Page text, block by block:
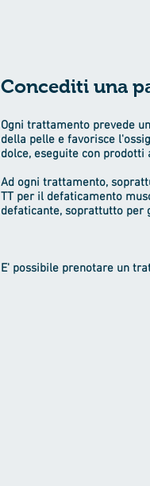
Concediti una
Ogni trattamento prevede
della pelle e favorisce
dolce, eseguite con
Ad ogni trattamento,
TT per il defaticamento
defaticante, soprattutto
E' possibile prenotare un